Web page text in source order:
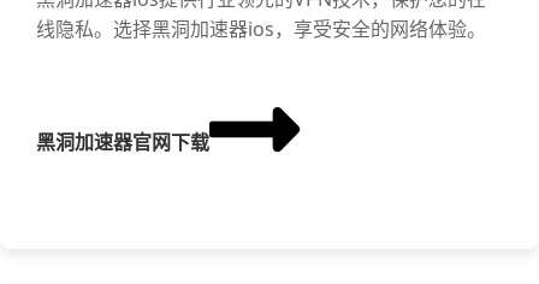
线隐私。选择黑洞加速器ios，享受安全的网络体验。
黑洞加速器官网下载